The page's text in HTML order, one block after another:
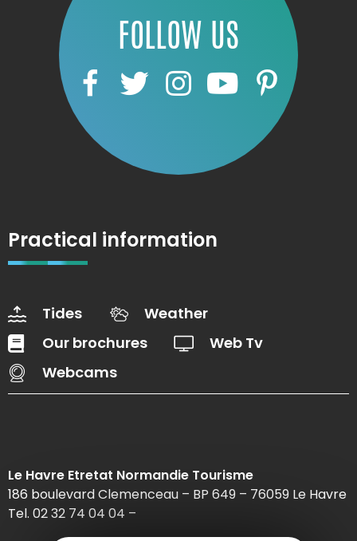
FOLLOW US
Practical information
Tides
Weather
Our brochures
Web Tv
Webcams
Le Havre Etretat Normandie Tourisme
186 boulevard Clemenceau – BP 649 – 76059 Le Havre
Tel. 02 32 74 04 04 –